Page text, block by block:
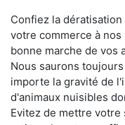
Confiez la
votre commerce à
bonne marche de vos
Nous saurons
importe la gravité de
d'animaux nuisibles
Evitez de mettre votre